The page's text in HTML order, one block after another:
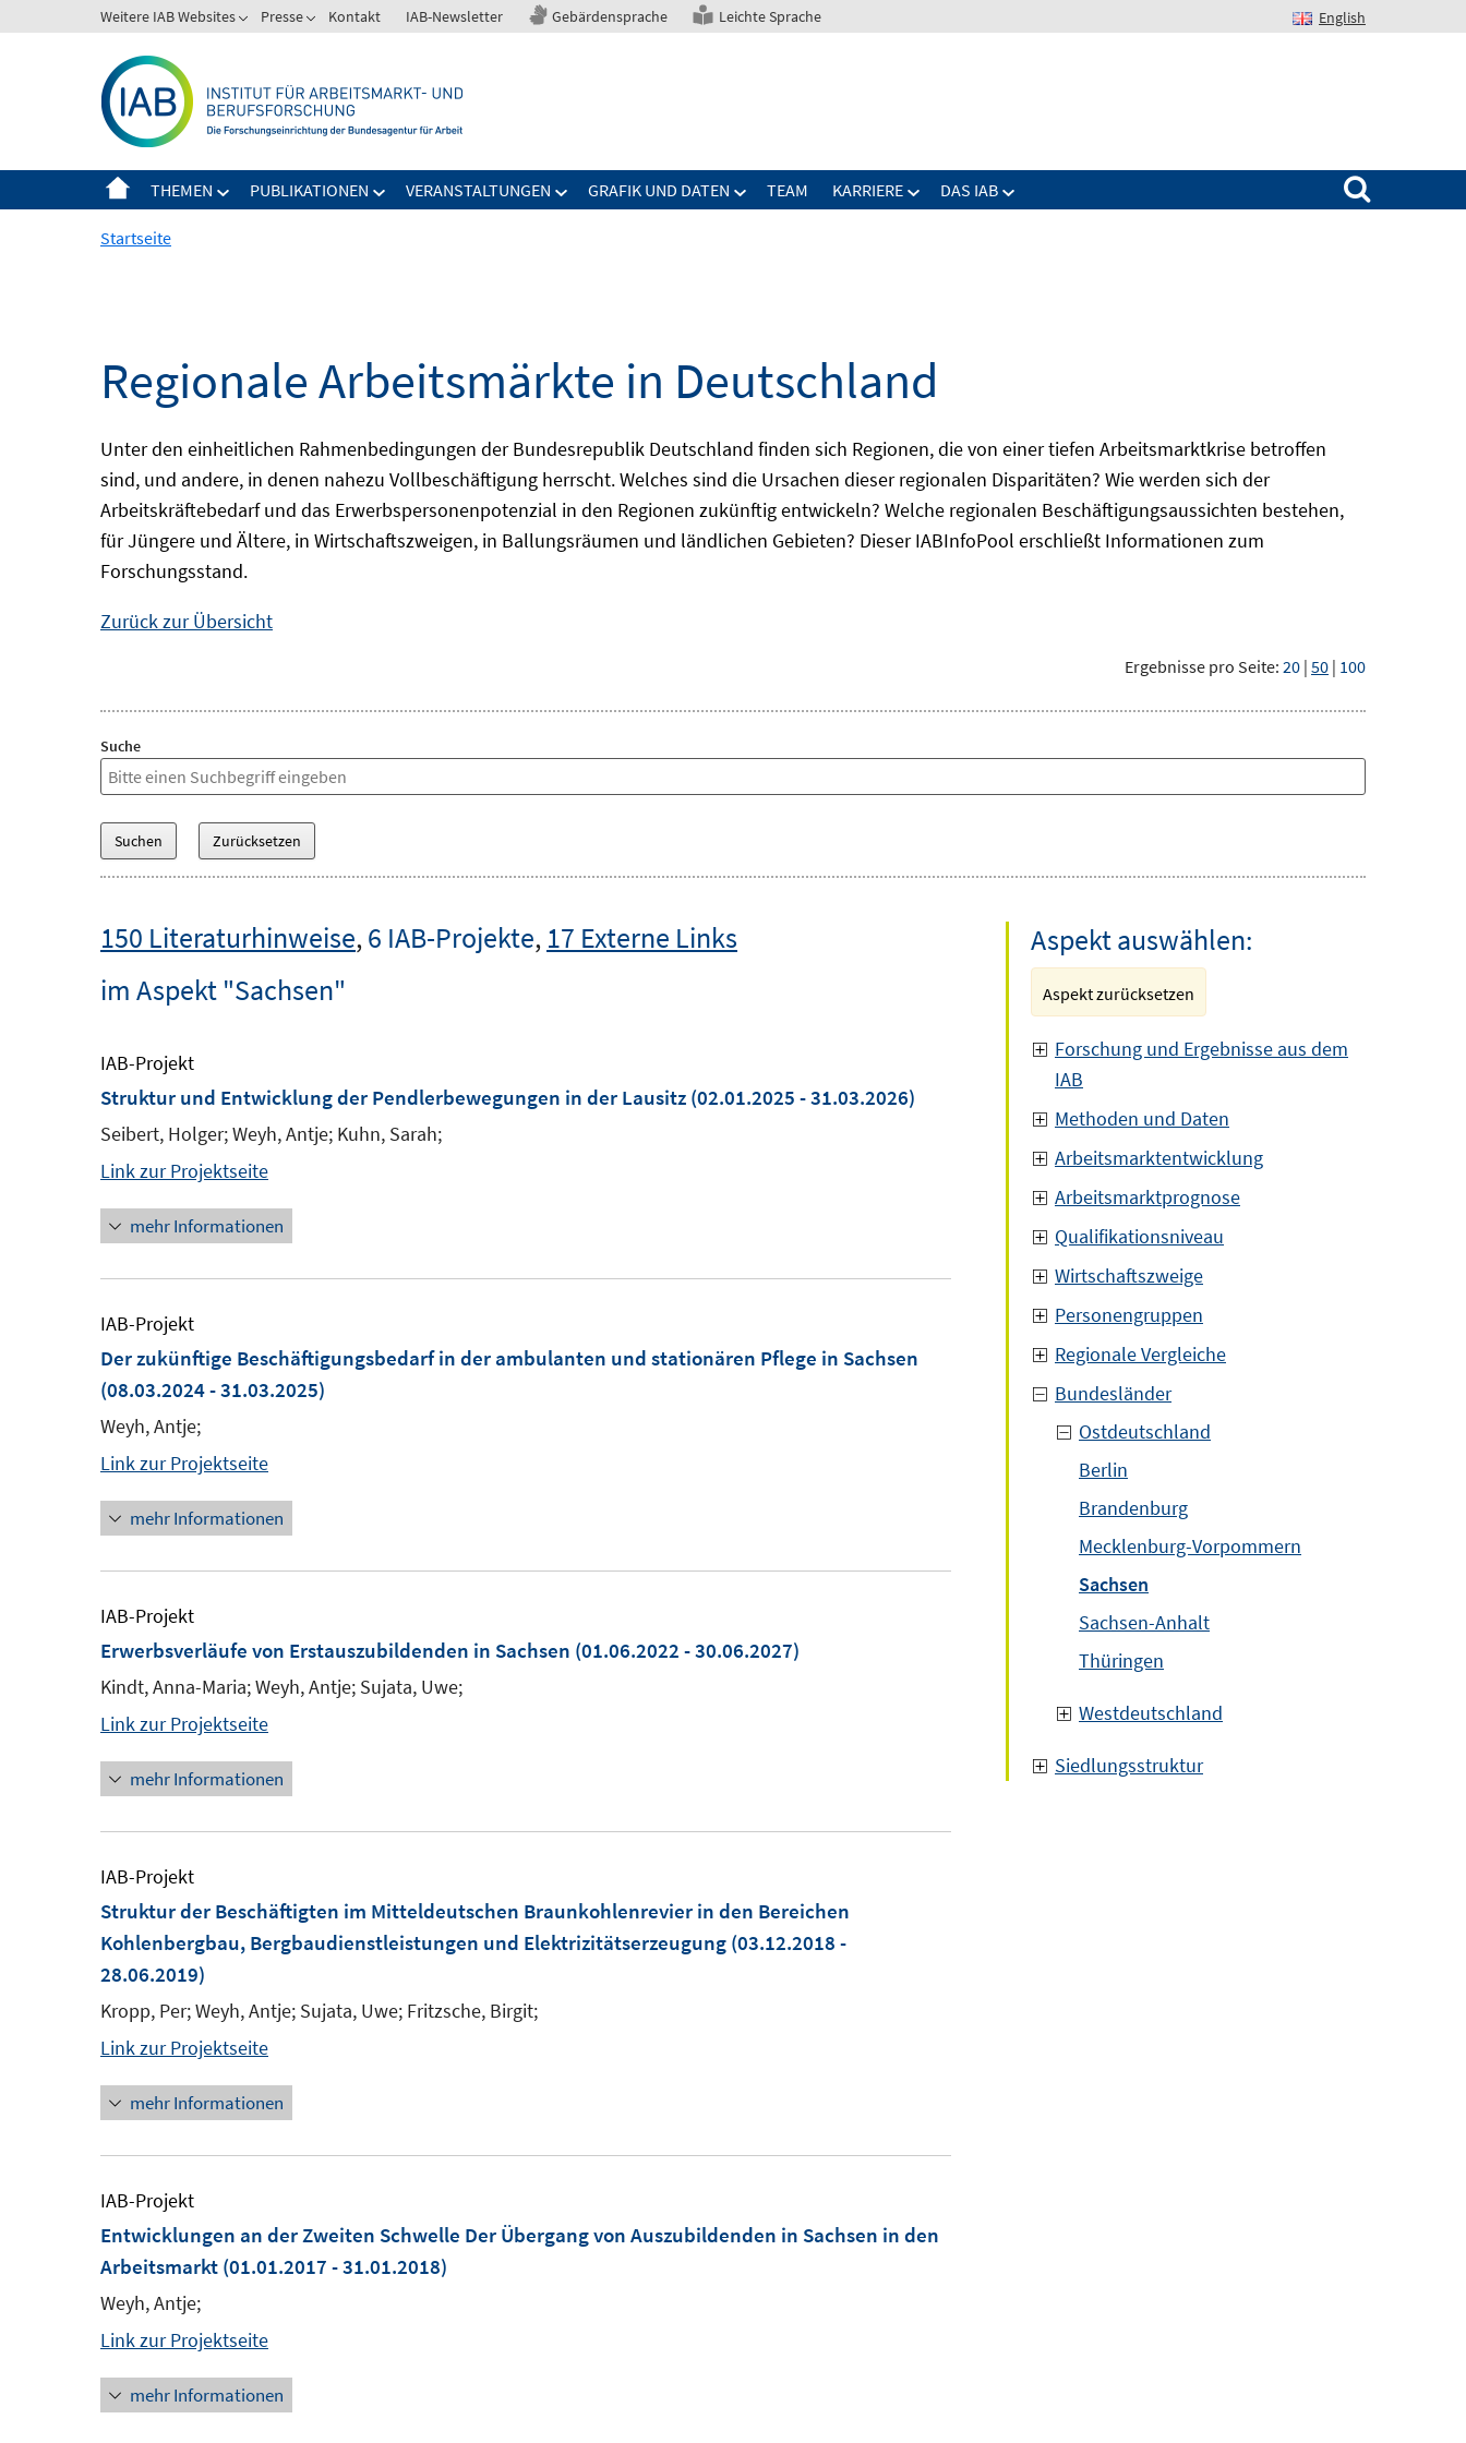
zum
Weitere IAB Websites Presse Kontakt IAB-Newsletter Gebärdensprache Leichte Sprache English
THEMEN PUBLIKATIONEN VERANSTALTUNGEN GRAFIK UND DATEN TEAM KARRIERE DAS IAB
Suchen nach:
Startseite
Regionale Arbeitsmärkte in Deutschland
Unter den einheitlichen Rahmenbedingungen der Bundesrepublik Deutschland finden sich Regionen, die von einer tiefen Arbeitsmarktkrise betroffen
sind, und andere, in denen nahezu Vollbeschäftigung herrscht. Welches sind die Ursachen dieser regionalen Disparitäten? Wie werden sich der
Arbeitskräftebedarf und das Erwerbspersonenpotenzial in den Regionen zukünftig entwickeln? Welche regionalen Beschäftigungsaussichten bestehen,
für Jüngere und Ältere, in Wirtschaftszweigen, in Ballungsräumen und ländlichen Gebieten? DieserIABInfoPool erschließt Informationen zum
Forschungsstand.
Zurück zur Übersicht
Ergebnisse pro Seite: 20 | 50 | 100
Suche
150 Literaturhinweise,6 IAB-Projekte, 17 Externe Links
im Aspekt "Sachsen"
IAB-Projekt
Struktur und Entwicklung der Pendlerbewegungen in der Lausitz (02.01.2025 - 31.03.2026)
Seibert, Holger; Weyh, Antje; Kuhn, Sarah;
Link zur Projektseite
mehr Informationen
IAB-Projekt
Der zukünftige Beschäftigungsbedarf in der ambulanten und stationären Pflege in Sachsen
(08.03.2024 - 31.03.2025)
Weyh, Antje;
Link zur Projektseite
mehr Informationen
IAB-Projekt
Erwerbsverläufe von Erstauszubildenden in Sachsen (01.06.2022 - 30.06.2027)
Kindt, Anna-Maria; Weyh, Antje; Sujata, Uwe;
Link zur Projektseite
mehr Informationen
IAB-Projekt
Struktur der Beschäftigten im Mitteldeutschen Braunkohlenrevier in den Bereichen
Kohlenbergbau, Bergbaudienstleistungen und Elektrizitätserzeugung (03.12.2018 -
28.06.2019)
Kropp, Per; Weyh, Antje; Sujata, Uwe; Fritzsche, Birgit;
Link zur Projektseite
mehr Informationen
IAB-Projekt
Entwicklungen an der Zweiten Schwelle Der Übergang von Auszubildenden in Sachsen in den
Arbeitsmarkt (01.01.2017 - 31.01.2018)
Weyh, Antje;
Link zur Projektseite
mehr Informationen
Aspekt auswählen:
Aspekt zurücksetzen
Forschung und Ergebnisse aus dem
IAB
Methoden und Daten
Arbeitsmarktentwicklung
Arbeitsmarktprognose
Qualifikationsniveau
Wirtschaftszweige
Personengruppen
Regionale Vergleiche
Bundesländer
Ostdeutschland
Berlin
Brandenburg
Mecklenburg-Vorpommern
Sachsen
Sachsen-Anhalt
Thüringen
Westdeutschland
Siedlungsstruktur